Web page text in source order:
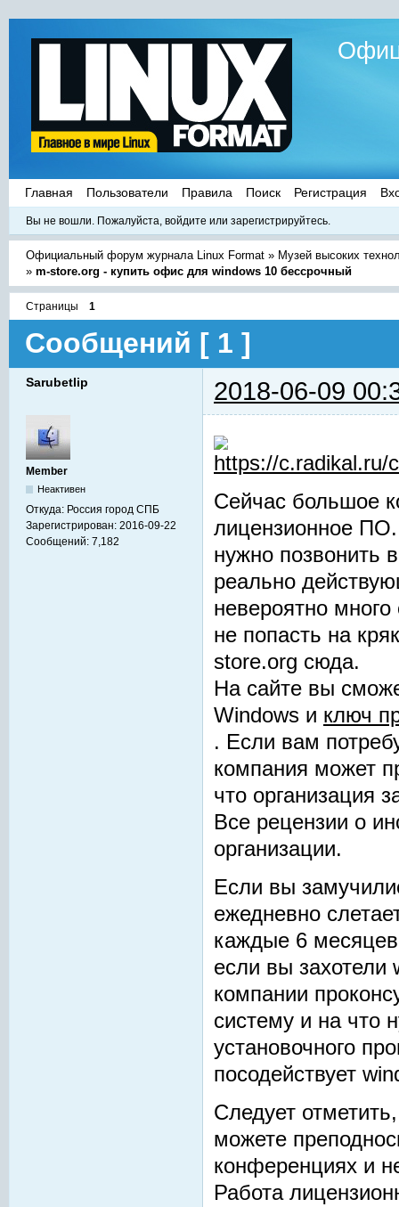
Главная Пользователи Правила Поиск Регистрация
Вы не вошли. Пожалуйста, войдите или зарегистрируйтесь.
Официальный форум журнала Linux Format » Музей высоких
»m-store.org - купить офис для windows 10 бессрочный
Страницы 1
Сообщений [ 1 ]
Sarubetlip 2018-06-09
Member
Неактивен
Откуда: Россия город СПБ
Зарегистрирован: 2016-09-22
Сообщений: 7,182
Сейчас большое
лицензионное
нужно позвонить
реально
невероятно
не попасть на
store.org сюда.
На сайте вы
Windows и ключ
. Если вам
компания может
что организация
Все рецензии о
организации.
Если вы
ежедневно
каждые 6
если вы захотели
компании
систему и на что
установочного
посодействует
Следует
можете
конференциях и
Работа